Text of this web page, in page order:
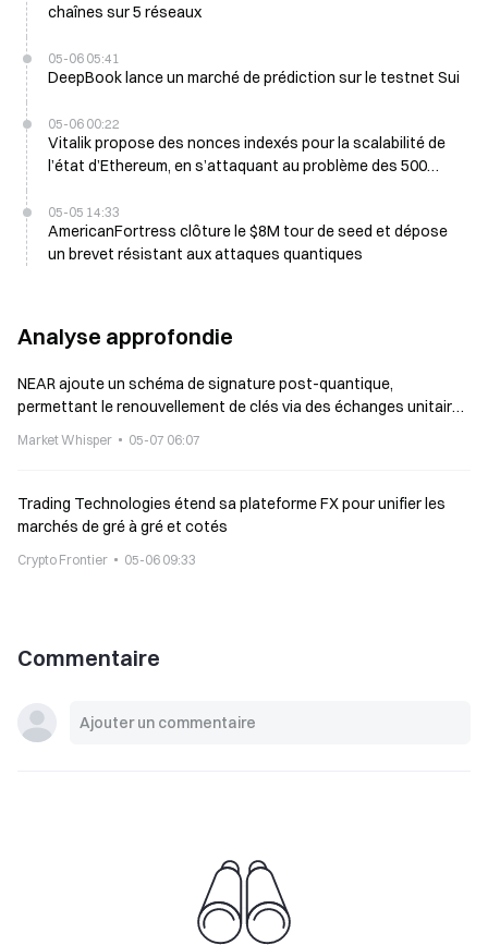
chaînes sur 5 réseaux
05-06 05:41
DeepBook lance un marché de prédiction sur le testnet Sui
05-06 00:22
Vitalik propose des nonces indexés pour la scalabilité de
l’état d’Ethereum, en s’attaquant au problème des 500
05-05 14:33
AmericanFortress clôture le $8M tour de seed et dépose
un brevet résistant aux attaques quantiques
Analyse approfondie
NEAR ajoute un schéma de signature post-quantique,
permettant le renouvellement de clés via des échanges unitaires
Market Whisper 05-07 06:07
Trading Technologies étend sa plateforme FX pour unifier les
marchés de gré à gré et cotés
Crypto Frontier 05-06 09:33
Commentaire